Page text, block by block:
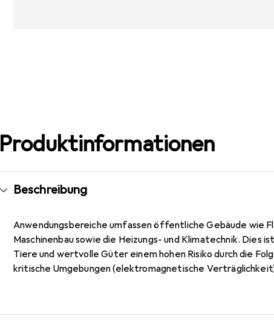
Produktinformationen
Beschreibung
Anwendungsbereiche umfassen öffentliche Gebäude wie
Maschinenbau sowie die Heizungs- und Klimatechnik. Dies
Tiere und wertvolle Güter einem hohen Risiko durch die
kritische Umgebungen (elektromagnetische